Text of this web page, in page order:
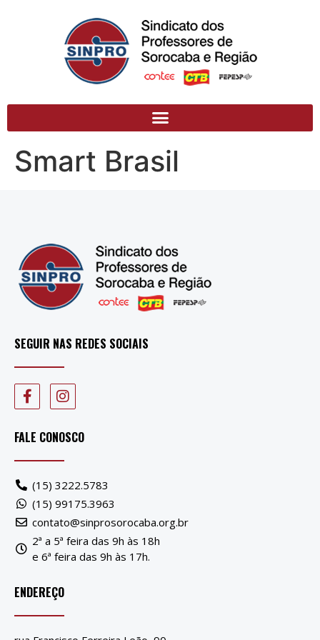
Smart Brasil
SEGUIR NAS REDES SOCIAIS
FALE CONOSCO
(15) 3222.5783
(15) 99175.3963
contato@sinprosorocaba.org.br
2ª a 5ª feira das 9h às 18h
e 6ª feira das 9h às 17h.
ENDEREÇO